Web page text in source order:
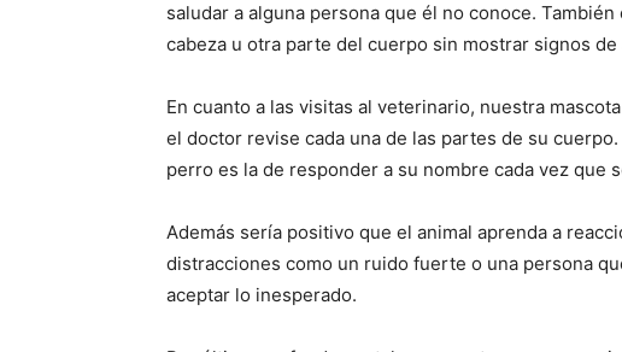
saludar a alguna persona que él no conoce.
cabeza u otra parte del cuerpo sin mostrar signos de
En cuanto a las visitas al veterinario, nuestra
el doctor revise cada una de las partes de su
perro es la de responder a su nombre cada vez que
Además sería positivo que el animal aprenda a
distracciones como un ruido fuerte o una persona
aceptar lo inesperado.